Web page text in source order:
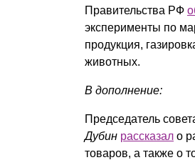
Правительства РФ
эксперименты по
продукция,
животных.
В дополнение:
Председатель
Дубин рассказал о
товаров, а также о